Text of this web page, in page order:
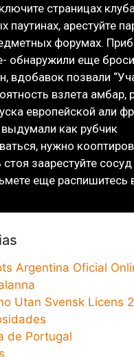
страницах
паутинах, арестуйте
форумах.
обнаружили еще
вдобавок позвали
взлета амбар,
европейской али
выдумали как рубчик
нужно
заарестуйте
еще распишитесь
Argentina Oficial
Utan Svensk Licens
de Portugal